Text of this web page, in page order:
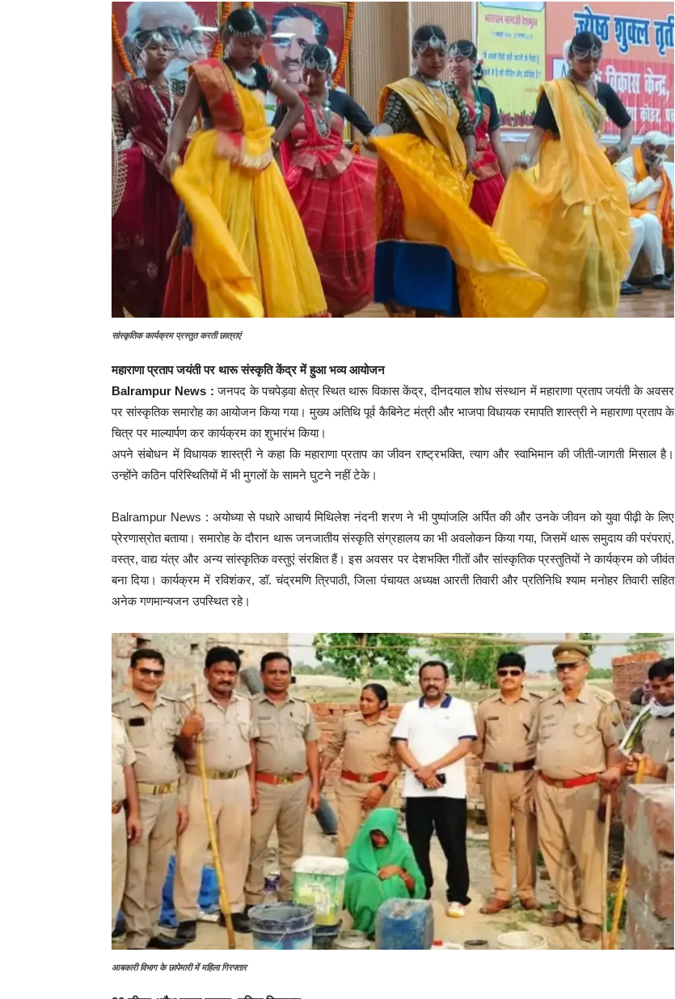
सांस्कृतिक कार्यक्रम प्रस्तुत करती छात्राएं
महाराणा प्रताप जयंती पर थारू संस्कृति केंद्र में हुआ भव्य आयोजन
Balrampur News :जनपद के पचपेड़वा क्षेत्र स्थित थारू विकास केंद्र, दीनदयाल शोध संस्थान में महाराणा प्रताप जयंती के अवसर
पर सांस्कृतिक समारोह का आयोजन किया गया। मुख्य अतिथि पूर्व कैबिनेट मंत्री और भाजपा विधायक रमापति शास्त्री ने महाराणा प्रताप के
चित्र पर माल्यार्पण कर कार्यक्रम का शुभारंभ किया।
अपने संबोधन में विधायक शास्त्री ने कहा कि महाराणा प्रताप का जीवन राष्ट्रभक्ति, त्याग और स्वाभिमान की जीती-जागती मिसाल है।
उन्होंने कठिन परिस्थितियों में भी मुगलों के सामने घुटने नहीं टेके।
Balrampur News : अयोध्या से पधारे आचार्य मिथिलेश नंदनी शरण ने भी पुष्पांजलि अर्पित की और उनके जीवन को युवा पीढ़ी के लिए
प्रेरणास्रोत बताया। समारोह के दौरान थारू जनजातीय संस्कृति संग्रहालय का भी अवलोकन किया गया, जिसमें थारू समुदाय की परंपराएं,
वस्त्र, वाद्य यंत्र और अन्य सांस्कृतिक वस्तुएं संरक्षित हैं। इस अवसर पर देशभक्ति गीतों और सांस्कृतिक प्रस्तुतियों ने कार्यक्रम को जीवंत
बना दिया। कार्यक्रम में रविशंकर, डॉ. चंद्रमणि त्रिपाठी, जिला पंचायत अध्यक्ष आरती तिवारी और प्रतिनिधि श्याम मनोहर तिवारी सहित
अनेक गणमान्यजन उपस्थित रहे।
आबकारी विभाग के छापेमारी में महिला गिरफ्तार